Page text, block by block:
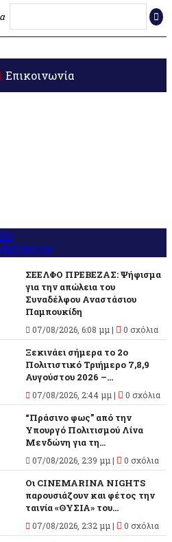
Επικοινωνία
ΣΕΕΛΦΟ ΠΡΕΒΕΖΑΣ: Ψήφισμα
για την απώλεια του
Συναδέλφου Αναστάσιου
Παμπουκίδη
07/08/2026, 6:08 μμ | 0 σχόλια
Ξεκινάει σήμερα το 2ο
Πολιτιστικό Τριήμερο 7,8,9
Αυγούστου 2026 –...
07/08/2026, 2:44 μμ | 0 σχόλια
“Πράσινο φως” από την
Υπουργό Πολιτισμού Λίνα
Μενδώνη για τη...
07/08/2026, 2:39 μμ | 0 σχόλια
Οι CINEMARINA NIGHTS
παρουσιάζουν και φέτος την
ταινία «ΘΥΣΙΑ» του...
07/08/2026, 2:32 μμ | 0 σχόλια